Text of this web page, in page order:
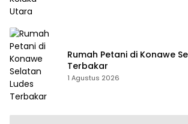
Rumah Petani di Konawe
Terbakar
1 Agustus 2026